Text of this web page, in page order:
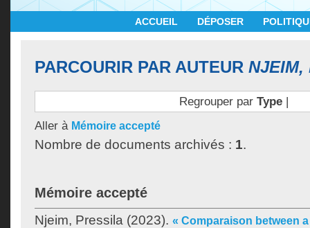
ACCUEIL DÉPOSER
PARCOURIR PAR AUTEUR NJEIM,
Regrouper par Type|
Aller à Mémoire accepté
Nombre de documents archivés : 1.
Mémoire accepté
Njeim, Pressila (2023). « Comparaison between